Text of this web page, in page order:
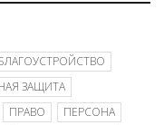
ЗАЩИТА
ПРАВО
ПЕРСОНА